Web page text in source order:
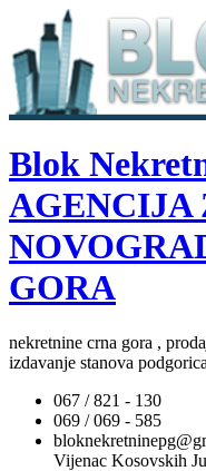
Blok
AGENCIJA
GORA
nekretnine crna gora ,
izdavanje stanova
067 / 821 - 130
069 / 069 - 585
Vijenac Kosovskih